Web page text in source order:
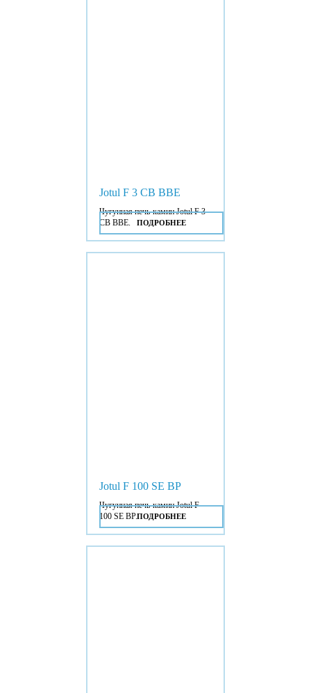
Jotul F 3 CB BBE
Чугунная печь-камин Jotul F 3
CB BBE.
ПОДРОБНЕЕ
Jotul F 100 SE BP
Чугунная печь-камин Jotul F
100 SE BP.ПОДРОБНЕЕ